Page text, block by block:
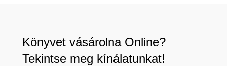
Könyvet vásárolna Online?
Tekintse meg kínálatunkat!